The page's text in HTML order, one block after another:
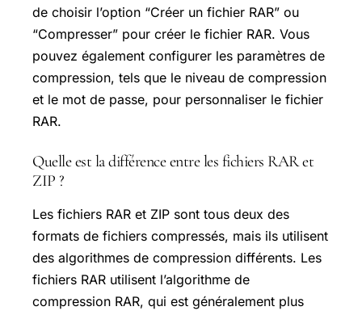
de choisir l’option “Créer un fichier RAR” ou
“Compresser” pour créer le fichier RAR. Vous
pouvez également configurer les paramètres de
compression, tels que le niveau de compression
et le mot de passe, pour personnaliser le fichier
RAR.
Quelle est la différence entre les fichiers RAR et
ZIP ?
Les fichiers RAR et ZIP sont tous deux des
formats de fichiers compressés, mais ils utilisent
des algorithmes de compression différents. Les
fichiers RAR utilisent l’algorithme de
compression RAR, qui est généralement plus